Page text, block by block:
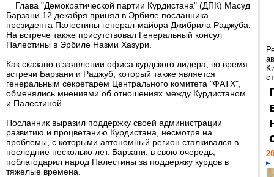
Глава "Демократической партии Курдистана" (ДПК) Масуд
Барзани 12 декабря принял в Эрбиле посланника
президента Палестины генерал-майора Джибрила Раджуба.
На встрече также присутствовал Генеральный консул
Палестины в Эрбиле Назми Хазури.
Как сказано в заявлении офиса курдского лидера, во время
встречи Барзани и Раджуб, который также является
генеральным секретарем Центрального комитета "ФАТХ",
обменялись мнениями об отношениях между Курдистаном
и Палестиной.
Посланник выразил поддержку своей администрации
развитию и процветанию Курдистана, несмотря на
проблемы, с которыми автономный регион сталкивался в
последние несколько лет. Барзани, в свою очередь,
поблагодарил народ Палестины за поддержку курдов в
тяжелые времена.